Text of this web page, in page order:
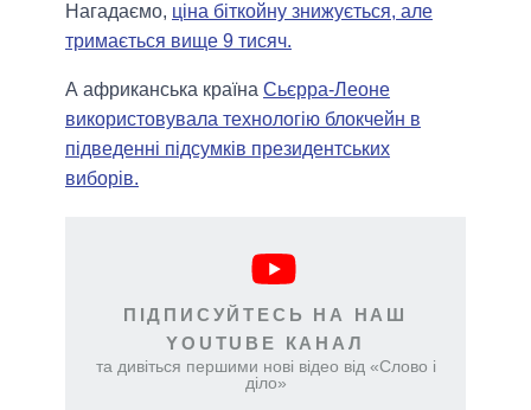
Нагадаємо, ціна біткойну знижується, але
тримається вище 9 тисяч.
А африканська країна Сьєрра-Леоне
використовувала технологію блокчейн в
підведенні підсумків президентських
виборів.
ПІДПИСУЙТЕСЬ НА НАШ
YOUTUBE КАНАЛ
та дивіться першими нові відео від «Слово і
діло»